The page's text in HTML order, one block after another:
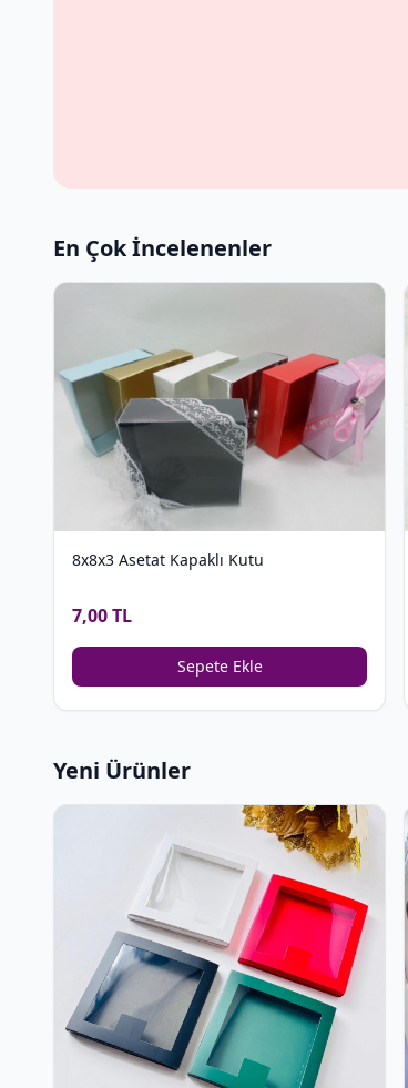
En Çok İncelenenler
8x8x3 Asetat Kapaklı Kutu
7,00 TL
Sepete Ekle
Yeni Ürünler